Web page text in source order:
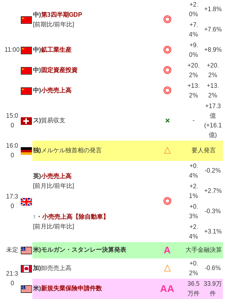
11:00
中)第3四半期GDP
[前期比/前年比]
◎
+2.
0%
+1.8%
+7.
4%
+7.6%
中)鉱工業生産 ◎
+9.
0%
+8.9%
中)固定資産投資 ◎
+20.
2%
+20.
2%
中)小売売上高 ◎
+13.
2%
+13.
2%
15:0
0
ス)貿易収支 × -
+17.3
億
(+16.1
億)
16:0
0
独)メルケル独首相の発言 △ 要人発言
17:3
0
英)小売売上高
[前月比/前年比]
◎
+0.
4%
-0.2%
+2.
1%
+2.7%
↑・ 小売売上高【除自動車】
[前月比/前年比]
+0.
3%
-0.3%
+2.
4%
+3.1%
未定 米)モルガン・スタンレー決算発表 A 大手金融決算
21:3
0
加)卸売売上高 △
+0.
2%
-0.6%
米)新規失業保険申請件数 AA
36.5
万件
33.9万
件